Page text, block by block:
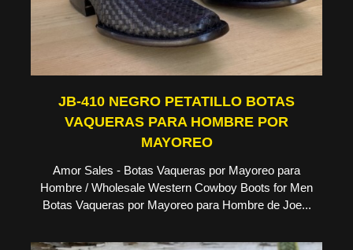
JB-410 NEGRO PETATILLO BOTAS
VAQUERAS PARA HOMBRE POR
MAYOREO
Amor Sales - Botas Vaqueras por Mayoreo para
Hombre / Wholesale Western Cowboy Boots for Men
Botas Vaqueras por Mayoreo para Hombre de Joe...